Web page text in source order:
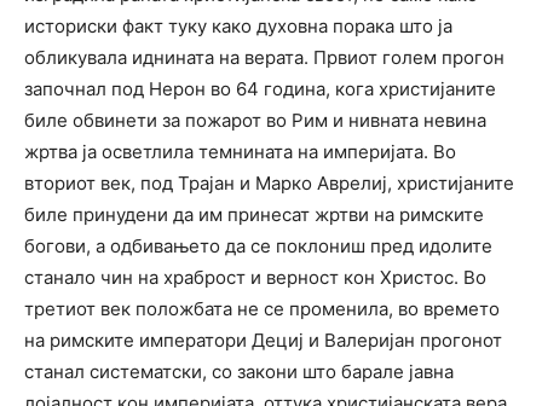
историски факт туку како духовна порака што ја
обликувала иднината на верата. Првиот голем прогон
започнал под Нерон во 64 година, кога христијаните
биле обвинети за пожарот во Рим и нивната невина
жртва ја осветлила темнината на империјата. Во
вториот век, под Трајан и Марко Аврелиј, христијаните
биле принудени да им принесат жртви на римските
богови, а одбивањето да се поклониш пред идолите
станало чин на храброст и верност кон Христос. Во
третиот век положбата не се променила, во времето
на римските императори Дециј и Валеријан прогонот
станал систематски, со закони што барале јавна